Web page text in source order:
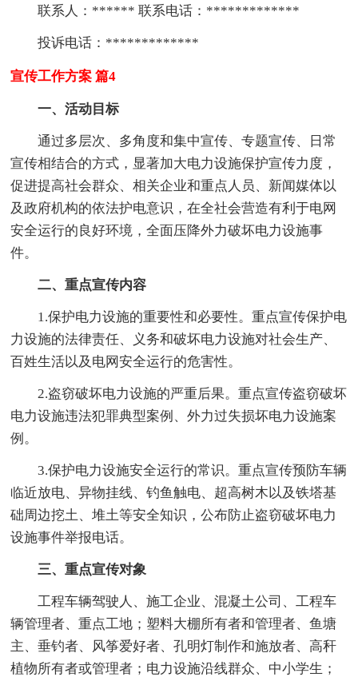
联系人：****** 联系电话：*************
投诉电话：*************
宣传工作方案 篇4
一、活动目标
通过多层次、多角度和集中宣传、专题宣传、日常
宣传相结合的方式，显著加大电力设施保护宣传力度，
促进提高社会群众、相关企业和重点人员、新闻媒体以
及政府机构的依法护电意识，在全社会营造有利于电网
安全运行的良好环境，全面压降外力破坏电力设施事
件。
二、重点宣传内容
1.保护电力设施的重要性和必要性。重点宣传保护电
力设施的法律责任、义务和破坏电力设施对社会生产、
百姓生活以及电网安全运行的危害性。
2.盗窃破坏电力设施的严重后果。重点宣传盗窃破坏
电力设施违法犯罪典型案例、外力过失损坏电力设施案
例。
3.保护电力设施安全运行的常识。重点宣传预防车辆
临近放电、异物挂线、钓鱼触电、超高树木以及铁塔基
础周边挖土、堆土等安全知识，公布防止盗窃破坏电力
设施事件举报电话。
三、重点宣传对象
工程车辆驾驶人、施工企业、混凝土公司、工程车
辆管理者、重点工地；塑料大棚所有者和管理者、鱼塘
主、垂钓者、风筝爱好者、孔明灯制作和施放者、高秆
植物所有者或管理者；电力设施沿线群众、中小学生；